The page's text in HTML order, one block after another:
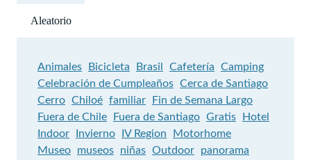
Aleatorio
Animales Bicicleta Brasil Cafetería
Camping
Celebración de Cumpleaños Cerca de Santiago
Cerro Chiloé familiar
Fin de Semana Largo
Fuera de Chile
Fuera de Santiago Gratis
Hotel
Indoor
Invierno IV Region
Motorhome
Museo
museos niñas Outdoor
panorama